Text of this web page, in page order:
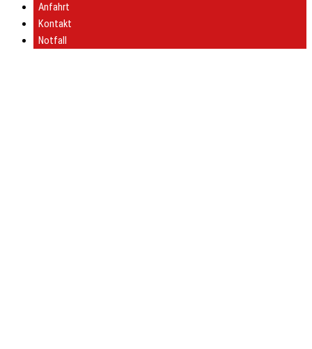
Anfahrt
Kontakt
Notfall